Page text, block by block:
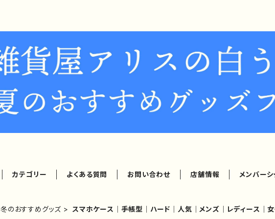
カテゴリー よくある質問 お問い合わせ 店舗情報 メンバーシ
冬のおすすめグッズ スマホケース｜手帳型｜ハード｜人気｜メンズ｜レディース｜